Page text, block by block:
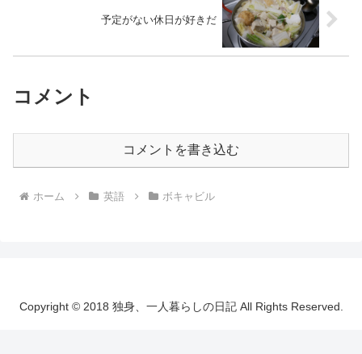
予定がない休日が好きだ
コメント
コメントを書き込む
ホーム 英語 ボキャビル
Copyright © 2018 独身、一人暮らしの日記 All Rights Reserved.